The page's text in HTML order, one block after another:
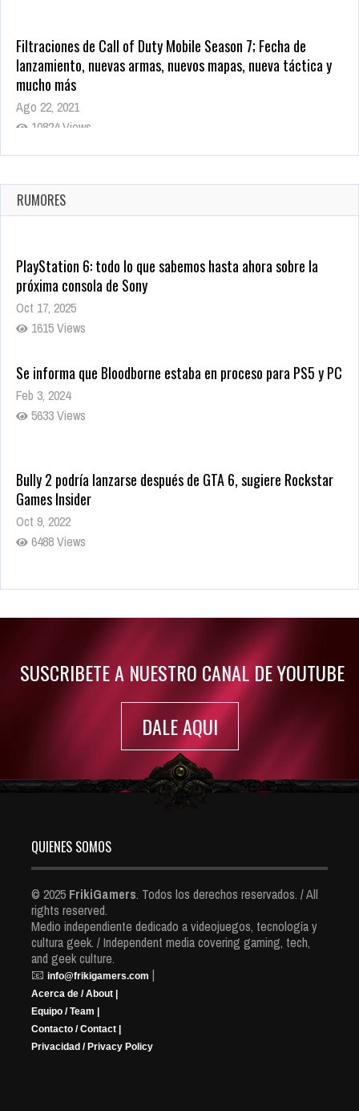
Filtraciones de Call of Duty Mobile Season 7; Fecha de
lanzamiento, nuevas armas, nuevos mapas, nueva táctica y
mucho más
Ago 22, 2021
10824 Views
La configuración de Call of Duty 2021 aparentemente ya fue
Ago 8, 2021
10008 Views
RUMORES
PlayStation 6: todo lo que sabemos hasta ahora sobre la
próxima consola de Sony
Oct 17, 2025
1615 Views
Se informa que Bloodborne estaba en proceso para PS5 y PC
Feb 3, 2024
5633 Views
Bully 2 podría lanzarse después de GTA 6, sugiere Rockstar
Games Insider
Oct 9, 2022
6488 Views
Rumor: Se filtran los primeros detalles de Resident Evil 9
SUSCRIBETE A NUESTRO CANAL DE YOUTUBE
DALE AQUI
QUIENES SOMOS
© 2025 FrikiGamers. Todos los derechos reservados. / All
rights reserved.
Medio independiente dedicado a videojuegos, tecnología y
cultura geek. / Independent media covering gaming, tech,
and geek culture.
📧 info@frikigamers.com |
Acerca de / About |
Equipo / Team |
Contacto / Contact |
Privacidad / Privacy Policy